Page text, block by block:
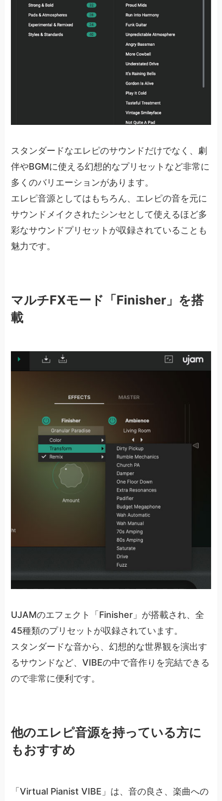
スタンダードなエレピのサウンドだけでなく、劇
伴やBGMに使える幻想的なプリセットなど非常に
多くのバリエーションがあります。
エレピ音源としてはもちろん、エレピの音を元に
サウンドメイクされたシンセとして使えるほど多
彩なサウンドプリセットが収録されていることも
魅力です。
マルチFXモード「Finisher」を搭
載
UJAMのエフェクト「Finisher」が搭載され、全
45種類のプリセットが収録されています。
スタンダードな音から、幻想的な世界観を演出す
るサウンドなど、VIBEの中で音作りを完結できる
ので非常に便利です。
他のエレピ音源を持っている方に
もおすすめ
「Virtual Pianist VIBE」は、音の良さ、楽曲への